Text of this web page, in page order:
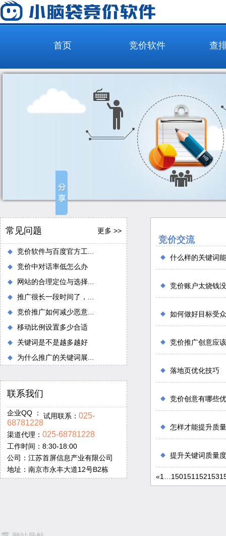
首页 竞价软件 查
常见问题 更多 >>
竞价软件与百度官方工...
竞价中对话率低怎么办
网站的合理定位与选择...
推广很长一段时间了，...
竞价推广如何减少恶意...
移动比例设置多少合适
关键词是不是越多越好
为什么推广的关键词展...
联系我们
企业QQ ： 试用联系： 025-
68781228
渠道代理： 025-68781228
工作时间：8:30-18:00
公司：江苏首屏信息产业有限公司
地址：南京市永丰大道12号B2栋
竞价交流
什么样的关键词
竞价账户太烧钱
如何做好目标受
竞价推广创意应
落地页优化技巧
竞价创意有哪些
怎样才能提升质
提升关键词质量
«1 150151 152153